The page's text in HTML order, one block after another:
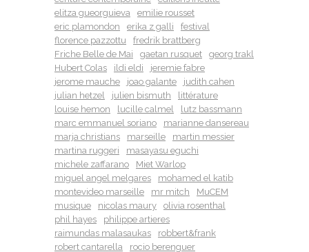
elitza gueorguieva
emilie rousset
eric plamondon
erika z galli
festival
florence pazzottu
fredrik brattberg
Friche Belle de Mai
gaetan rusquet
georg trakl
Hubert Colas
ildi eldi
jeremie fabre
jerome mauche
joao galante
judith cahen
julian hetzel
julien bismuth
littérature
louise hemon
lucille calmel
lutz bassmann
marc emmanuel soriano
marianne dansereau
marja christians
marseille
martin messier
martina ruggeri
masayasu eguchi
michele zaffarano
Miet Warlop
miguel angel melgares
mohamed el katib
montevideo marseille
mr mitch
MuCEM
musique
nicolas maury
olivia rosenthal
phil hayes
philippe artieres
raimundas malasaukas
robbert&frank
robert cantarella
rocio berenguer